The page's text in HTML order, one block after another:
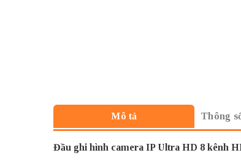
Mô tả Thông
Đầu ghi hình camera IP Ultra HD 8 kênh